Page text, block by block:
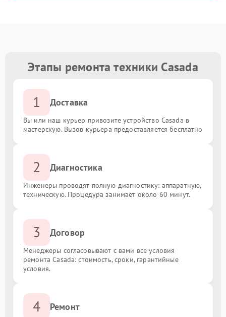
Этапы ремонта техники Casada
1 Доставка
Вы или наш курьер привозите устройство Casada в
мастерскую. Вызов курьера предоставляется бесплатно
2 Диагностика
Инженеры проводят полную диагностику: аппаратную,
техническую. Процедура занимает около 60 минут.
3 Договор
Менеджеры согласовывают с вами все условия
ремонта Casada: стоимость, сроки, гарантийные
условия.
4 Ремонт